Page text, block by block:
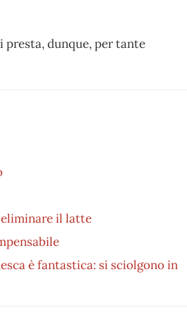
presta, dunque, per tante
eliminare il latte
è fantastica: si sciolgono in